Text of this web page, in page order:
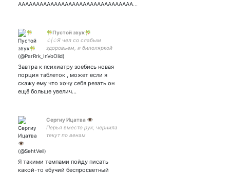
АААААААААААААААААААААААААААААААА…
🎋Пустой звук🎋
♤|♤Я чел со слабым
здоровьем, и биполяркой
🍃🤪♤|♤не подходит ко
проблем с психикой🤫🤧♤|
♤самый обычный человек
🎐🤗♤|♤Мысли в слух🌠🕊
♤|♤
Завтра к психиатру зоебись новая
порция таблеток , может если я
скажу ему что хочу себя резать он
ещё больше увелич…
Сергиу Ицатва 👁
Перья вместо рук, чернила
текут по венам
Я такими темпами пойду писать
какой-то ебучий беспросветный